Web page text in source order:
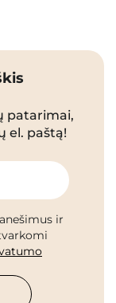
patarimai,
el. paštą!
ir